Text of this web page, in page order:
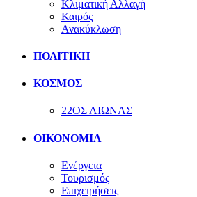
Κλιματική Αλλαγή
Καιρός
Ανακύκλωση
ΠΟΛΙΤΙΚΗ
ΚΟΣΜΟΣ
22ΟΣ ΑΙΩΝΑΣ
ΟΙΚΟΝΟΜΙΑ
Ενέργεια
Τουρισμός
Επιχειρήσεις